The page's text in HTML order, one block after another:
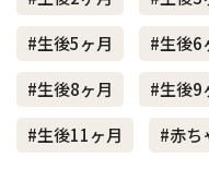
#生後5ヶ月
#生後6
#生後8ヶ月
#生後9
#生後11ヶ月
#赤ち